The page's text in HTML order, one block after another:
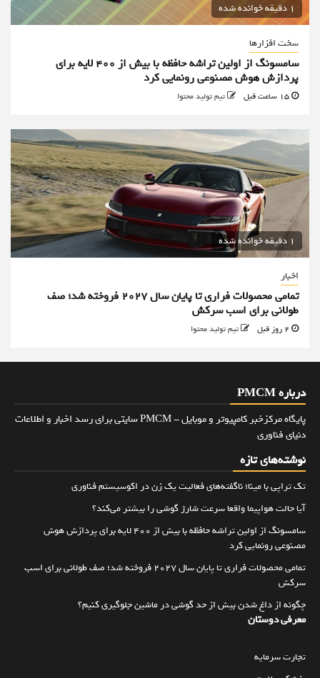
1 دقیقه خوانده شده
سخت افزارها
سامسونگ از اولین تراشه حافظه با بیش از ۴۰۰ لایه برای
پردازش هوش مصنوعی رونمایی کرد
تیم تولید محتوا
1 دقیقه خوانده شده
اخبار
تمامی محصولات فراری تا پایان سال ۲۰۲۷ فروخته شد؛ صف
طولانی برای اسب سرکش
تیم تولید محتوا
درباره PMCM
پایگاه مرکزخبر کامپیوتر و موبایل - PMCM سایتی برای رسد اخبار و اطلاعات
دنیای فناوری
نوشته‌های تازه
تک تراپی با مینا؛ ناگفته‌های فعالیت یک زن در اکوسیستم فناوری
آیا حالت هواپیما واقعا سرعت شارژ گوشی را بیشتر می‌کند؟
سامسونگ از اولین تراشه حافظه با بیش از ۴۰۰ لایه برای پردازش هوش
مصنوعی رونمایی کرد
تمامی محصولات فراری تا پایان سال ۲۰۲۷ فروخته شد؛ صف طولانی برای اسب
سرکش
چگونه از داغ شدن بیش از حد گوشی در ماشین جلوگیری کنیم؟
معرفی دوستان
تجارت سرمایه